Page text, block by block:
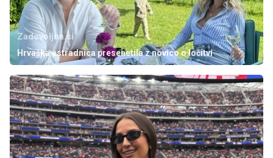
Zadovoljna.si
Hrvaška estradnica presenetila z novico o ločitvi